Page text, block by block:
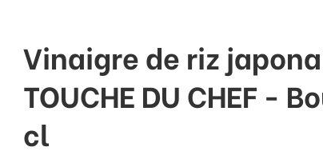
Vinaigre de riz
TOUCHE DU CHEF -
cl